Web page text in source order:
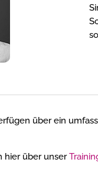
über ein
hier über unser